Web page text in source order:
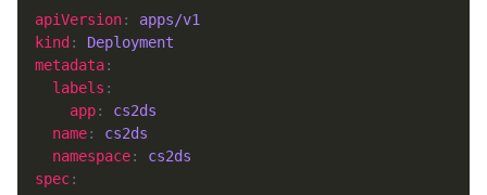
apiVersion: apps/v1
kind : Deployment
metadata
labels
app: cs2ds
name: cs2ds
namespace: cs2ds
spec